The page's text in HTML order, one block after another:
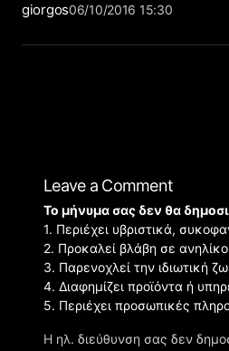
giorgos06/10/2016 15:30
Leave a Comment
Η ηλ. διεύθυνση σας δεν
Το μήνυμα σας δεν θα
1. Περιέχει υβριστικά,
2. Προκαλεί βλάβη σε
3. Παρενοχλεί την ιδιωτική
4. Διαφημίζει προϊόντα ή
5. Περιέχει προσωπικές